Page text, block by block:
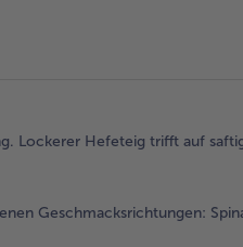
Lockerer Hefeteig trifft auf
Geschmacksrichtungen: